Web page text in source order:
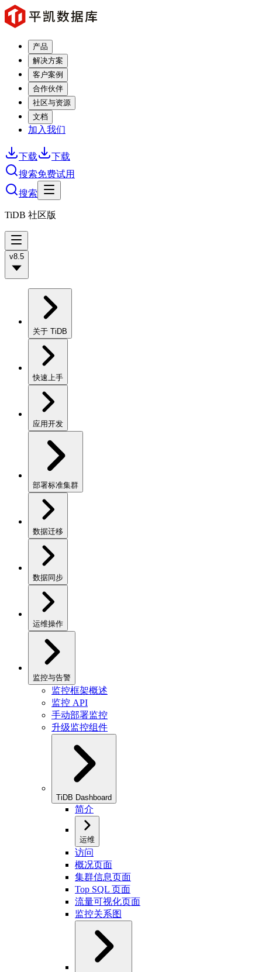
产品
解决方案
客户案例
合作伙伴
社区与资源
文档
加入我们
下载
下载
搜索免费试用
搜索
TiDB 社区版
v8.5
关于 TiDB
快速上手
应用开发
部署标准集群
数据迁移
数据同步
运维操作
监控与告警
监控框架概述
监控 API
手动部署监控
升级监控组件
TiDB Dashboard
简介
运维
访问
概况页面
集群信息页面
Top SQL 页面
流量可视化页面
监控关系图